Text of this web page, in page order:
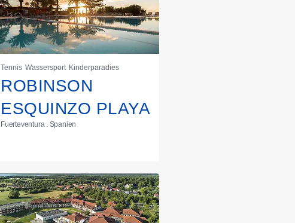
Tennis Wassersport Kinderparadies
ROBINSON
ESQUINZO PLAYA
Fuerteventura . Spanien